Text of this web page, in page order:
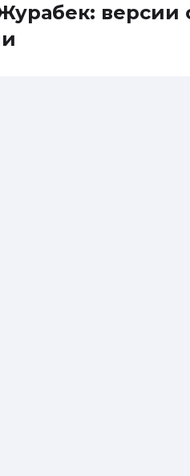
версии